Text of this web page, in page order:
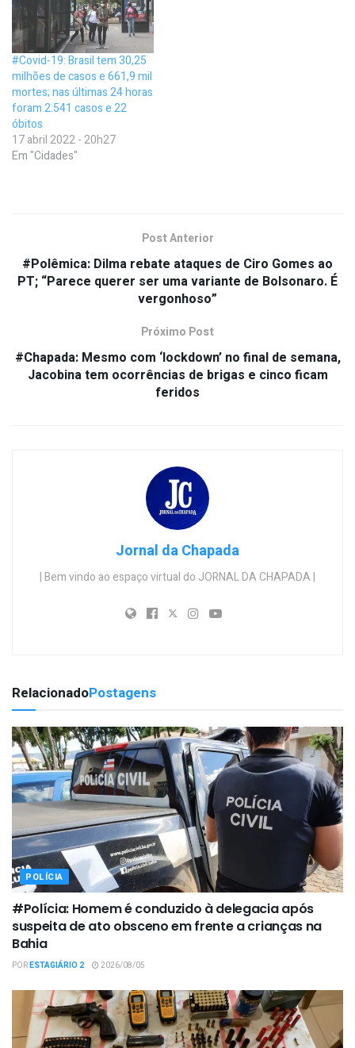
#Covid-19: Brasil tem 30,25
milhões de casos e 661,9 mil
mortes; nas últimas 24 horas
foram 2.541 casos e 22
óbitos
17 abril 2022 - 20h27
Em "Cidades"
Post Anterior
#Polêmica: Dilma rebate ataques de Ciro Gomes ao
PT; “Parece querer ser uma variante de Bolsonaro. É
vergonhoso”
Próximo Post
#Chapada: Mesmo com ‘lockdown’ no final de semana,
Jacobina tem ocorrências de brigas e cinco ficam
feridos
Jornal da Chapada
| Bem vindo ao espaço virtual do JORNAL DA CHAPADA |
RelacionadoPostagens
POLÍCIA
#Polícia: Homem é conduzido à delegacia após
suspeita de ato obsceno em frente a crianças na
Bahia
PORESTAGIÁRIO 2 2026/08/05